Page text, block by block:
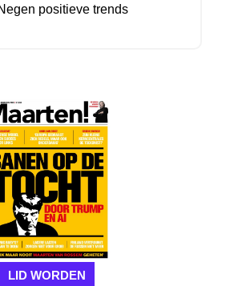
positieve trends
LID WORDEN